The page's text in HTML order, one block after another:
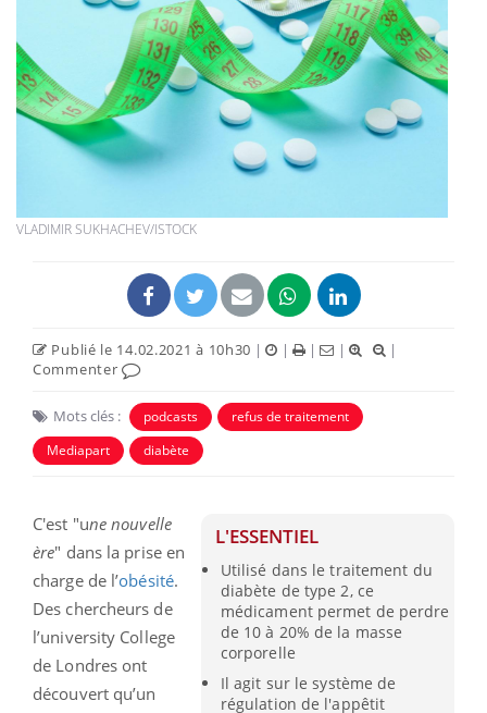
VLADIMIR SUKHACHEV/ISTOCK
Publié le 14.02.2021 à 10h30 | | | |
|
Commenter
Mots clés : podcasts
refus de traitement
Mediapart
diabète
L'ESSENTIEL
Utilisé dans le traitement du
diabète de type 2, ce
médicament permet de perdre
de 10 à 20% de la masse
corporelle
Il agit sur le système de
régulation de l'appêtit
C'est "une nouvelle
ère" dans la prise en
charge de l’obésité.
Des chercheurs de
l’university College
de Londres ont
découvert qu’un